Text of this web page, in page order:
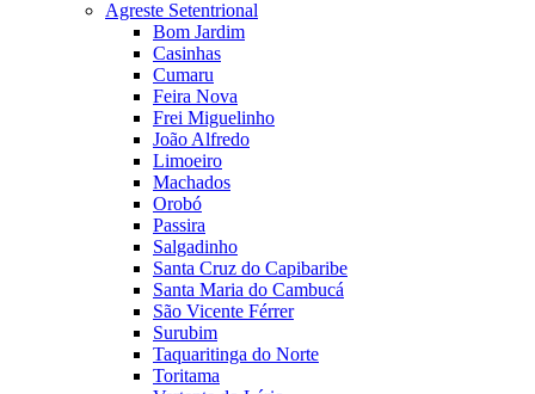
Agreste Setentrional
Bom Jardim
Casinhas
Cumaru
Feira Nova
Frei Miguelinho
João Alfredo
Limoeiro
Machados
Orobó
Passira
Salgadinho
Santa Cruz do Capibaribe
Santa Maria do Cambucá
São Vicente Férrer
Surubim
Taquaritinga do Norte
Toritama